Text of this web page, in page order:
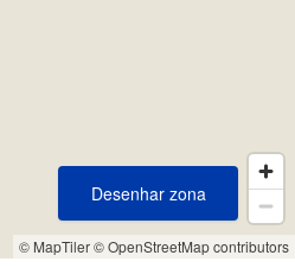
© MapTiler© OpenStreetMap contributors
Desenhar zona
Desenhar zona